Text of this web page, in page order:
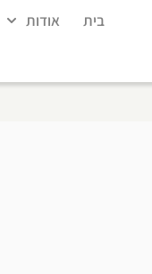
בית אודות